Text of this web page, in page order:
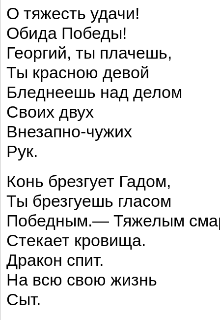
О тяжесть удачи!
Обида Победы!
Георгий, ты плачешь,
Ты красною девой
Бледнеешь над делом
Своих двух
Внезапно-чужих
Рук.
Конь брезгует Гадом,
Ты брезгуешь гласом
Победным.— Тяжелым
Стекает кровища.
Дракон спит.
На всю свою жизнь
Сыт.